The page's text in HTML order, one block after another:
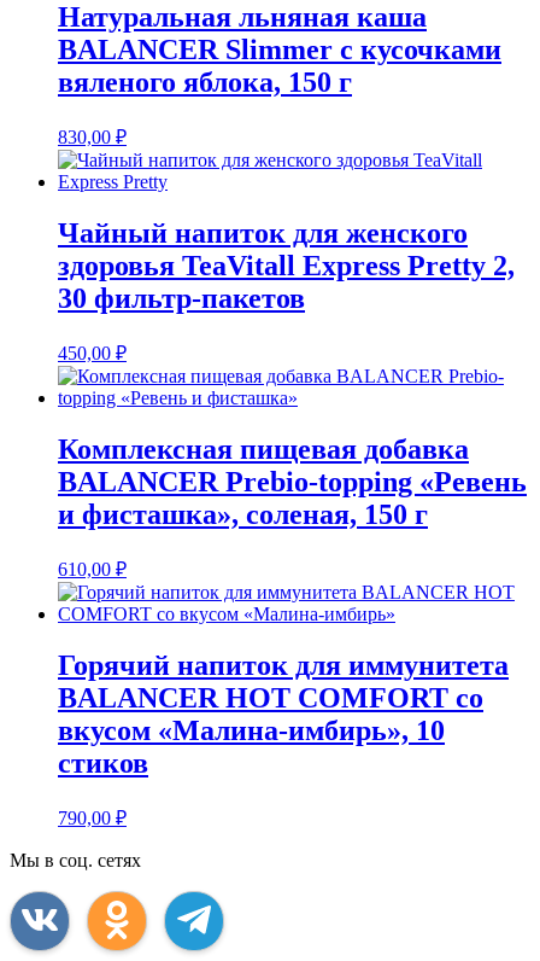
Натуральная льняная каша
BALANCER Slimmer с кусочками
вяленого яблока, 150 г
830,00 ₽
Чайный напиток для женского
здоровья TeaVitall Express Pretty 2,
30 фильтр-пакетов
450,00 ₽
Комплексная пищевая добавка
BALANCER Prebio-topping «Ревень
и фисташка», соленая, 150 г
610,00 ₽
Горячий напиток для иммунитета
BALANCER HOT COMFORT со
вкусом «Малина-имбирь», 10
стиков
790,00 ₽
Мы в соц. сетях